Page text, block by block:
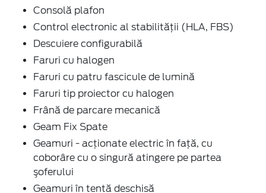
Consolă plafon
Control electronic al stabilității (HLA, FBS)
Descuiere configurabilă
Faruri cu halogen
Faruri cu patru fascicule de lumină
Faruri tip proiector cu halogen
Frână de parcare mecanică
Geam Fix Spate
Geamuri - acţionate electric în faţă, cu
coborâre cu o singură atingere pe partea
şoferului
Geamuri în tentă deschisă